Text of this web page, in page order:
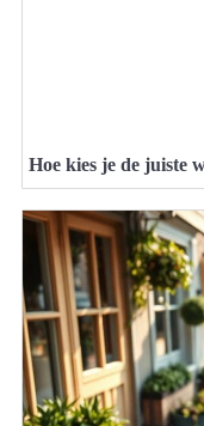
Hoe kies je de juiste